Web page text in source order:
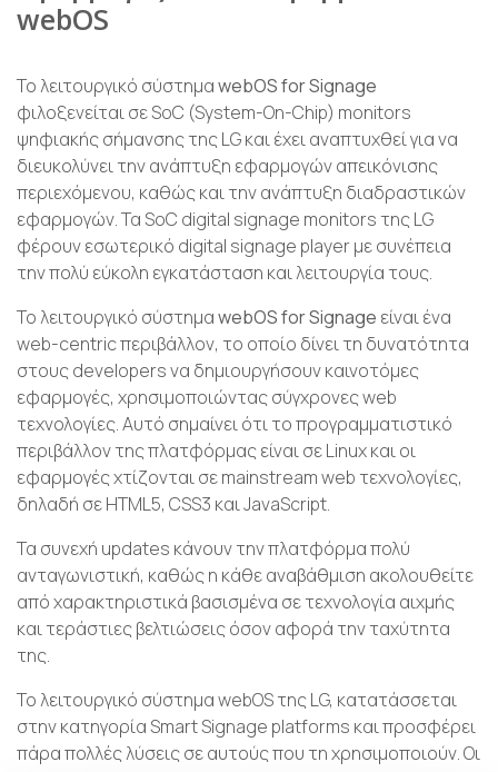
webOS
Το λειτουργικό σύστημαwebOS for Signage
φιλοξενείται σε SoC (System-On-Chip) monitors
ψηφιακής σήμανσης της LG και έχει αναπτυχθεί για να
διευκολύνει την ανάπτυξη εφαρμογών απεικόνισης
περιεχόμενου, καθώς και την ανάπτυξη διαδραστικών
εφαρμογών. Τα SoC digital signage monitors της LG
φέρουν εσωτερικό digital signage player με συνέπεια
την πολύ εύκολη εγκατάσταση και λειτουργία τους.
Το λειτουργικό σύστημαwebOS for Signage είναι ένα
web-centric περιβάλλον, το οποίο δίνει τη δυνατότητα
στους developers να δημιουργήσουν καινοτόμες
εφαρμογές, χρησιμοποιώντας σύγχρονες web
τεχνολογίες. Αυτό σημαίνει ότι το προγραμματιστικό
περιβάλλον της πλατφόρμας είναι σε Linux και οι
εφαρμογές χτίζονται σε mainstream web τεχνολογίες,
δηλαδή σε HTML5, CSS3 και JavaScript.
Τα συνεχή updates κάνουν την πλατφόρμα πολύ
ανταγωνιστική, καθώς η κάθε αναβάθμιση ακολουθείτε
από χαρακτηριστικά βασισμένα σε τεχνολογία αιχμής
και τεράστιες βελτιώσεις όσον αφορά την ταχύτητα
της.
Το λειτουργικό σύστημα webOS της LG, κατατάσσεται
στην κατηγορία Smart Signage platforms και προσφέρει
πάρα πολλές λύσεις σε αυτούς που τη χρησιμοποιούν. Οι